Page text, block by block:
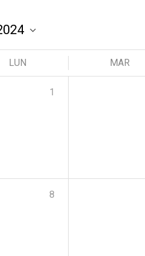
LUN MAR
1
8